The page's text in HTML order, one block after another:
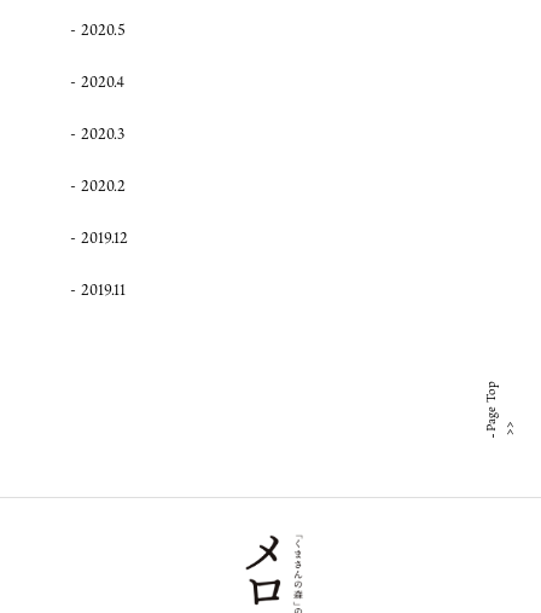
2020.5
2020.4
2020.3
2020.2
2019.12
2019.11
Page Top